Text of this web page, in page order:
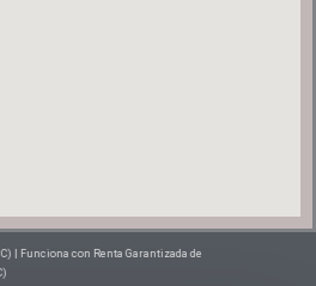
Ciudadanía (RGC) | Funciona con Renta Garantizada de
Ciudadanía (RGC)